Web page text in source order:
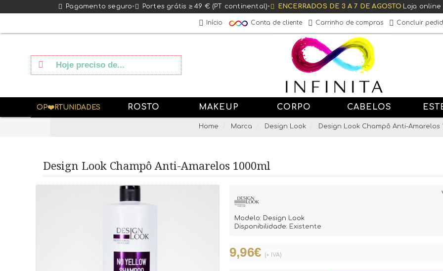
Pagamento seguro• Portes grátis ≥ 49 € (PT continental)• ENCERRADOS DE 3 A 7 DE AGOSTO· Loja
Início Conta de cliente Carrinho de compras Concluir
OP❤️RTUNIDADES ROSTO MAKEUP CORPO CABELOS
Home Marca Design Look Design Look Champô Anti-Amarelos
Design Look Champô Anti-Amarelos 1000ml
Modelo: Design Look
Disponibilidade: Existente
9,96€ (+ IVA)